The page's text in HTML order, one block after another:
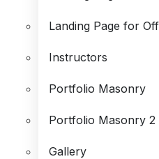
Landing Page for
Instructors
Portfolio Masonry
Portfolio Masonry 2
Gallery